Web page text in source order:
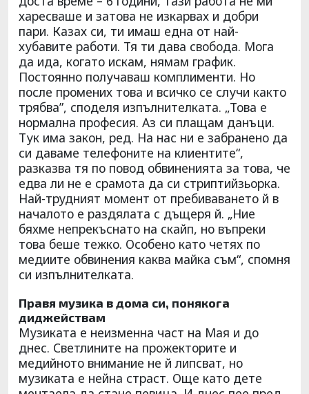
харесваше и затова не изкарвах и добри
пари. Казах си, ти имаш една от най-
хубавите работи. Тя ти дава свобода. Мога
да ида, когато искам, нямам график.
Постоянно получаваш комплименти. Но
после промених това и всичко се случи както
трябва”, споделя изпълнителката. „Това е
нормална професия. Аз си плащам данъци.
Тук има закон, ред. На нас ни е забранено да
си даваме телефоните на клиентите“,
разказва тя по повод обвиненията за това, че
едва ли не е срамота да си стриптийзьорка.
Най-трудният момент от пребиваването й в
началото е раздялата с дъщеря й. „Ние
бяхме непрекъснато на скайп, но въпреки
това беше тежко. Особено като четях по
медиите обвинения каква майка съм“, спомня
си изпълнителката.
Правя музика в дома си, понякога
диджействам
Музиката е неизменна част на Мая и до
днес. Светлините на прожекторите и
медийното внимание не й липсват, но
музиката е нейна страст. Още като дете